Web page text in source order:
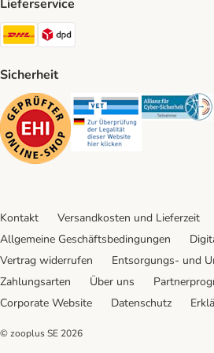
Lieferservice
DHL Shipping Method
Sicherheit
Security Security
Kontakt Versandkosten und Lieferzeit
Allgemeine Geschäftsbedingungen
Vertrag widerrufen
Entsorgungs- und
Zahlungsarten
Über uns
Corporate Website
Datenschutz
© zooplus SE 2026